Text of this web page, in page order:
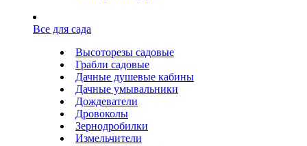
Все для сада
Высоторезы садовые
Грабли садовые
Дачные душевые кабины
Дачные умывальники
Дождеватели
Дровоколы
Зернодробилки
Измельчители